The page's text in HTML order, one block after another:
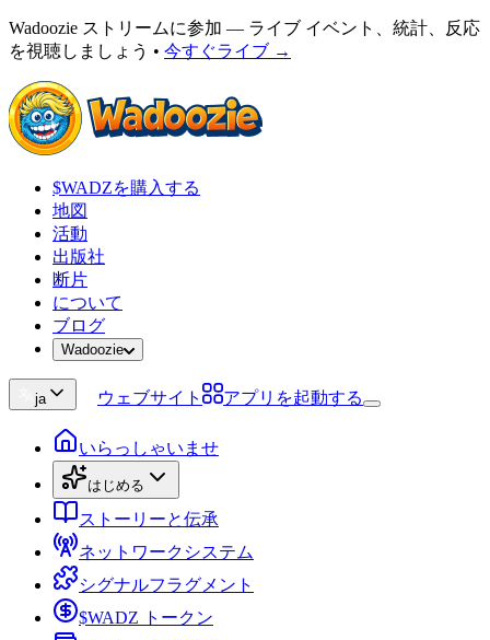
Wadoozie ストリームに参加 — ライブ イベント、統計、反応
を視聴しましょう • 今すぐライブ →
$WADZを購入する
地図
活動
出版社
断片
について
ブログ
Wadoozie
ja ウェブサイト アプリを起動する
いらっしゃいませ
はじめる
ストーリーと伝承
ネットワークシステム
シグナルフラグメント
$WADZ トークン